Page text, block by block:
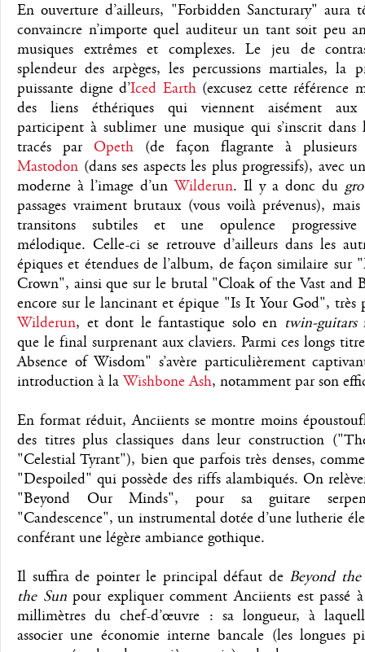
En ouverture d’ailleurs, "Forbidden Sancturary" aura
convaincre n’importe quel auditeur un tant soit peu
musiques extrêmes et complexes. Le jeu de
splendeur des arpèges, les percussions martiales, la
puissante digne d’Iced Earth(excusez cette référence
des liens éthériques qui viennent aisément aux
participent à sublimer une musique qui s’inscrit dans
tracés parOpeth (de façon flagrante à plusieurs
Mastodon (dans ses aspects les plus progressifs), avec
moderne à l’image d’unWilderun. Il y a donc du
passages vraiment brutaux (vous voilà prévenus), mais
transitons subtiles et une opulence progressive
mélodique. Celle-ci se retrouve d’ailleurs dans les
épiques et étendues de l’album, de façon similaire sur
Crown", ainsi que sur le brutal "Cloak of the Vast and
encore sur le lancinant et épique "Is It Your God", très
Wilderun, et dont le fantastique solo en twin-guitars
que le final surprenant aux claviers. Parmi ces longs
Absence of Wisdom" s’avère particulièrement
introduction à la Wishbone Ash, notamment par son
En format réduit, Anciients se montre moins
des titres plus classiques dans leur construction
"Celestial Tyrant"), bien que parfois très denses,
"Despoiled" qui possède des riffs alambiqués. On
"Beyond Our Minds", pour sa guitare
"Candescence", un instrumental dotée d’une lutherie
conférant une légère ambiance gothique.
Il suffira de pointer le principal défaut de Beyond
the Sunpour expliquer comment Anciients est passé à
millimètres du chef-d’œuvre : sa longueur, à
associer une économie interne bancale (les longues